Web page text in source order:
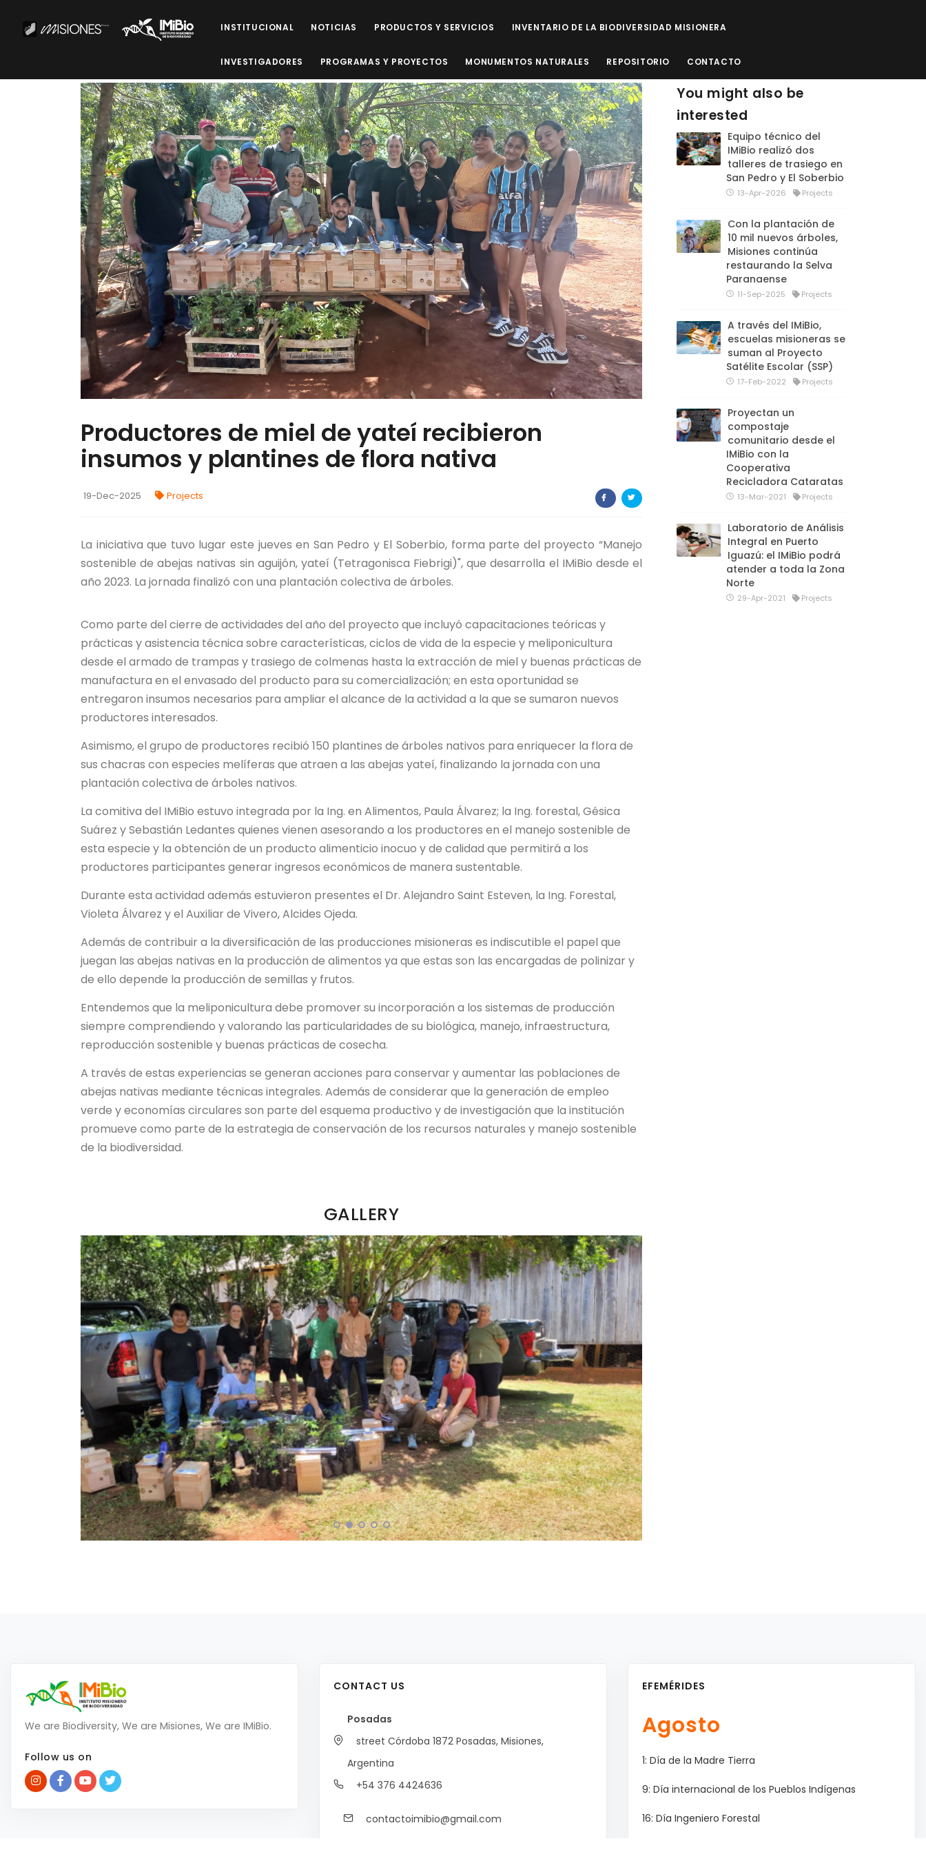
INSTITUCIONAL NOTICIAS PRODUCTOS Y SERVICIOS INVENTARIO DE LA BIODIVERSIDAD MISIONERA
INVESTIGADORES PROGRAMAS Y PROYECTOS MONUMENTOS NATURALES REPOSITORIO CONTACTO
Productores de miel de yateí recibieron
insumos y plantines de flora nativa
19-Dec-2025 Projects
La iniciativa que tuvo lugar este jueves en San Pedro y El Soberbio, forma parte del proyecto “Manejo
sostenible de abejas nativas sin aguijón, yateí (Tetragonisca Fiebrigi)", que desarrolla el IMiBio desde el
año 2023. La jornada finalizó con una plantación colectiva de árboles.
Como parte del cierre de actividades del año del proyecto que incluyó capacitaciones teóricas y
prácticas y asistencia técnica sobre características, ciclos de vida de la especie y meliponicultura
desde el armado de trampas y trasiego de colmenas hasta la extracción de miel y buenas prácticas de
manufactura en el envasado del producto para su comercialización; en esta oportunidad se
entregaron insumos necesarios para ampliar el alcance de la actividad a la que se sumaron nuevos
productores interesados.
Asimismo, el grupo de productores recibió 150 plantines de árboles nativos para enriquecer la flora de
sus chacras con especies melíferas que atraen a las abejas yateí, finalizando la jornada con una
plantación colectiva de árboles nativos.
La comitiva del IMiBio estuvo integrada por la Ing. en Alimentos, Paula Álvarez; la Ing. forestal, Gésica
Suárez y Sebastián Ledantes quienes vienen asesorando a los productores en el manejo sostenible de
esta especie y la obtención de un producto alimenticio inocuo y de calidad que permitirá a los
productores participantes generar ingresos económicos de manera sustentable.
Durante esta actividad además estuvieron presentes el Dr. Alejandro Saint Esteven, la Ing. Forestal,
Violeta Álvarez y el Auxiliar de Vivero, Alcides Ojeda.
Además de contribuir a la diversificación de las producciones misioneras es indiscutible el papel que
juegan las abejas nativas en la producción de alimentos ya que estas son las encargadas de polinizar y
de ello depende la producción de semillas y frutos.
Entendemos que la meliponicultura debe promover su incorporación a los sistemas de producción
siempre comprendiendo y valorando las particularidades de su biológica, manejo, infraestructura,
reproducción sostenible y buenas prácticas de cosecha.
A través de estas experiencias se generan acciones para conservar y aumentar las poblaciones de
abejas nativas mediante técnicas integrales. Además de considerar que la generación de empleo
verde y economías circulares son parte del esquema productivo y de investigación que la institución
promueve como parte de la estrategia de conservación de los recursos naturales y manejo sostenible
de la biodiversidad.
GALLERY
You might also be
interested
Equipo técnico del
IMiBio realizó dos
talleres de trasiego en
San Pedro y El Soberbio
13-Apr-2026 Projects
Con la plantación de
10 mil nuevos árboles,
Misiones continúa
restaurando la Selva
Paranaense
11-Sep-2025 Projects
A través del IMiBio,
escuelas misioneras se
suman al Proyecto
Satélite Escolar (SSP)
17-Feb-2022 Projects
Proyectan un
compostaje
comunitario desde el
IMiBio con la
Cooperativa
Recicladora Cataratas
13-Mar-2021 Projects
Laboratorio de Análisis
Integral en Puerto
Iguazú: el IMiBio podrá
atender a toda la Zona
Norte
29-Apr-2021 Projects
We are Biodiversity, We are Misiones, We are IMiBio.
Follow us on
CONTACT US
Posadas
street Córdoba 1872 Posadas, Misiones,
Argentina
+54 376 4424636
contactoimibio@gmail.com
EFEMÉRIDES
Agosto
1: Día de la Madre Tierra
9: Día internacional de los Pueblos Indígenas
16: Día Ingeniero Forestal